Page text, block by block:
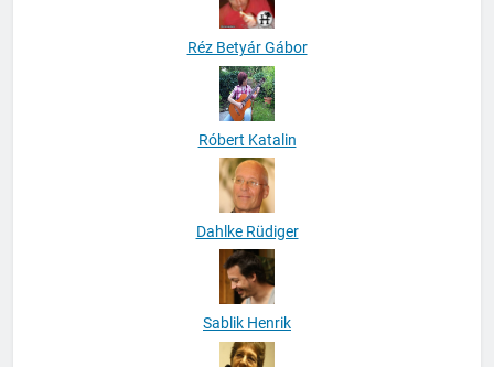
Réz Betyár Gábor
Róbert Katalin
Dahlke Rüdiger
Sablik Henrik